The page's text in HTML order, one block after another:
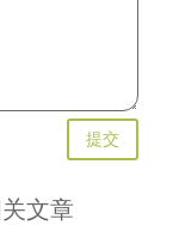
提交
文章